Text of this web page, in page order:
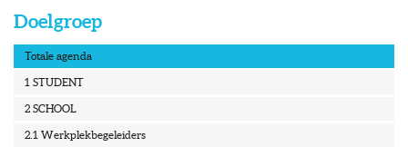
Doelgroep
Totale agenda
1 STUDENT
2 SCHOOL
2.1 Werkplekbegeleiders